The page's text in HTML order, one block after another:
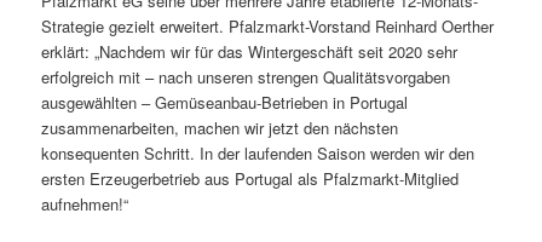
Strategie gezielt erweitert. Pfalzmarkt-Vorstand Reinhard Oerther
erklärt: „Nachdem wir für das Wintergeschäft seit 2020 sehr
erfolgreich mit – nach unseren strengen Qualitätsvorgaben
ausgewählten – Gemüseanbau-Betrieben in Portugal
zusammenarbeiten, machen wir jetzt den nächsten
konsequenten Schritt. In der laufenden Saison werden wir den
ersten Erzeugerbetrieb aus Portugal als Pfalzmarkt-Mitglied
aufnehmen!“